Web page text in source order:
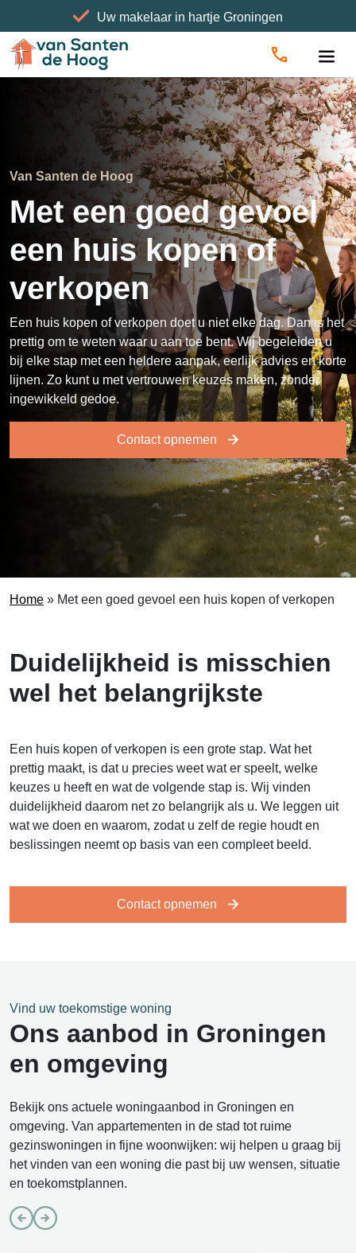
Uw makelaar in hartje Groningen
Van Santen de Hoog
Met een goed gevoel
een huis kopen of
verkopen
Een huis kopen of verkopen doet u niet elke dag. Dan is het
prettig om te weten waar u aan toe bent. Wij begeleiden u
bij elke stap met een heldere aanpak, eerlijk advies en korte
lijnen. Zo kunt u met vertrouwen keuzes maken, zonder
ingewikkeld gedoe.
Contact opnemen
Home » Met een goed gevoel een huis kopen of verkopen
Duidelijkheid is misschien
wel het belangrijkste
Een huis kopen of verkopen is een grote stap. Wat het
prettig maakt, is dat u precies weet wat er speelt, welke
keuzes u heeft en wat de volgende stap is. Wij vinden
duidelijkheid daarom net zo belangrijk als u. We leggen uit
wat we doen en waarom, zodat u zelf de regie houdt en
beslissingen neemt op basis van een compleet beeld.
Contact opnemen
Vind uw toekomstige woning
Ons aanbod in Groningen
en omgeving
Bekijk ons actuele woningaanbod in Groningen en
omgeving. Van appartementen in de stad tot ruime
gezinswoningen in fijne woonwijken: wij helpen u graag bij
het vinden van een woning die past bij uw wensen, situatie
en toekomstplannen.